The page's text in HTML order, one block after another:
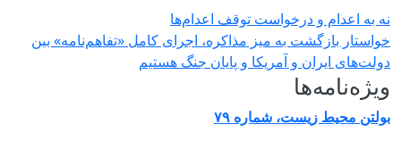
نه به اعدام و درخواست توقف اعدام‌ها
خواستار بازگشت به میز مذاکره، اجرای کامل «تفاهم‌نامه» بین
دولت‌های ایران و آمریکا و پایان جنگ هستیم
ویژه‌نامه‌ها
بولتن محیط زیست، شماره ۷۹